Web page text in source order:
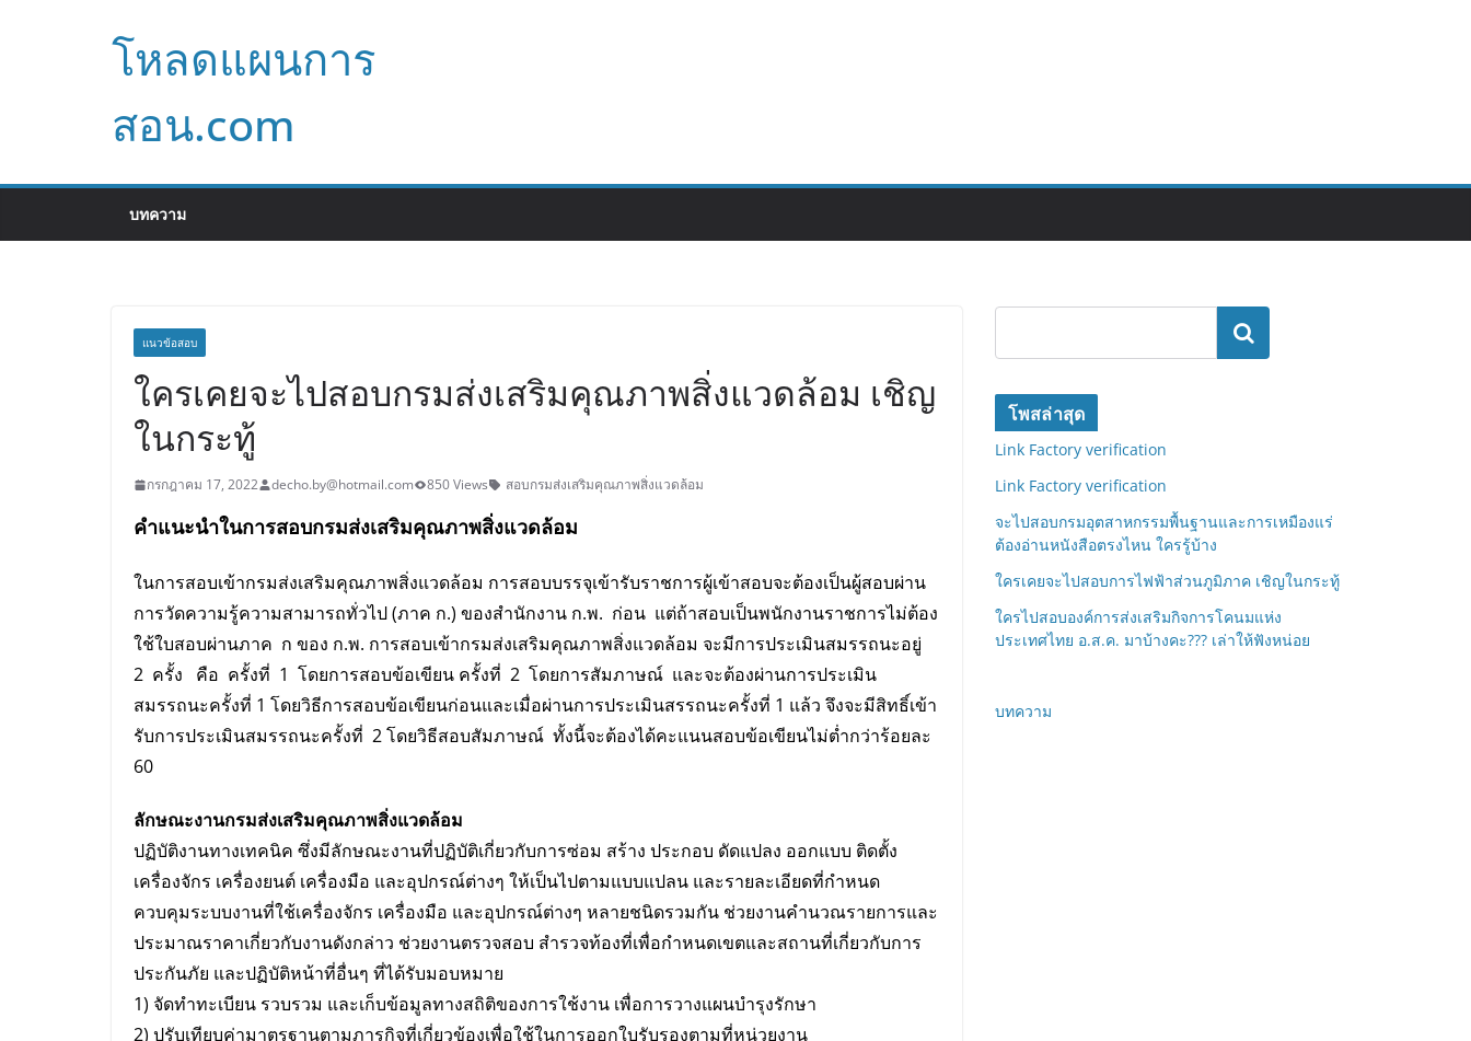
โหลดแผนการ
สอน.com
บทความ
แนวข้อสอบ
ใครเคยจะไปสอบกรมส่งเสริมคุณภาพสิ่งแวดล้อม เชิญ
ในกระทู้
กรกฎาคม 17, 2022 decho.by@hotmail.com 850 Views สอบกรมส่งเสริมคุณภาพสิ่งแวดล้อม
คำแนะนำในการสอบกรมส่งเสริมคุณภาพสิ่งแวดล้อม
ในการสอบเข้ากรมส่งเสริมคุณภาพสิ่งแวดล้อม การสอบบรรจุเข้ารับราชการผู้เข้าสอบจะต้องเป็นผู้สอบผ่าน
การวัดความรู้ความสามารถทั่วไป (ภาค ก.) ของสำนักงาน ก.พ. ก่อน แต่ถ้าสอบเป็นพนักงานราชการไม่ต้อง
ใช้ใบสอบผ่านภาค ก ของ ก.พ. การสอบเข้ากรมส่งเสริมคุณภาพสิ่งแวดล้อม จะมีการประเมินสมรรถนะอยู่
2 ครั้ง คือ ครั้งที่ 1 โดยการสอบข้อเขียน ครั้งที่ 2 โดยการสัมภาษณ์ และจะต้องผ่านการประเมิน
สมรรถนะครั้งที่ 1 โดยวิธีการสอบข้อเขียนก่อนและเมื่อผ่านการประเมินสรรถนะครั้งที่ 1 แล้ว จึงจะมีสิทธิ์เข้า
รับการประเมินสมรรถนะครั้งที่ 2 โดยวิธีสอบสัมภาษณ์ ทั้งนี้จะต้องได้คะแนนสอบข้อเขียนไม่ต่ำกว่าร้อยละ
60
ลักษณะงานกรมส่งเสริมคุณภาพสิ่งแวดล้อม
ปฏิบัติงานทางเทคนิค ซึ่งมีลักษณะงานที่ปฏิบัติเกี่ยวกับการซ่อม สร้าง ประกอบ ดัดแปลง ออกแบบ ติดตั้ง
เครื่องจักร เครื่องยนต์ เครื่องมือ และอุปกรณ์ต่างๆ ให้เป็นไปตามแบบแปลน และรายละเอียดที่กำหนด
ควบคุมระบบงานที่ใช้เครื่องจักร เครื่องมือ และอุปกรณ์ต่างๆ หลายชนิดรวมกัน ช่วยงานคำนวณรายการและ
ประมาณราคาเกี่ยวกับงานดังกล่าว ช่วยงานตรวจสอบ สำรวจท้องที่เพื่อกำหนดเขตและสถานที่เกี่ยวกับการ
ประกันภัย และปฏิบัติหน้าที่อื่นๆ ที่ได้รับมอบหมาย
1) จัดทำทะเบียน รวบรวม และเก็บข้อมูลทางสถิติของการใช้งาน เพื่อการวางแผนบำรุงรักษา
2) ปรับเทียบค่ามาตรฐานตามภารกิจที่เกี่ยวข้องเพื่อใช้ในการออกใบรับรองตามที่หน่วยงาน
ค้นหา
โพสล่าสุด
Link Factory verification
Link Factory verification
จะไปสอบกรมอุตสาหกรรมพื้นฐานและการเหมืองแร่
ต้องอ่านหนังสือตรงไหน ใครรู้บ้าง
ใครเคยจะไปสอบการไฟฟ้าส่วนภูมิภาค เชิญในกระทู้
ใครไปสอบองค์การส่งเสริมกิจการโคนมแห่ง
ประเทศไทย อ.ส.ค. มาบ้างคะ??? เล่าให้ฟังหน่อย
บทความ